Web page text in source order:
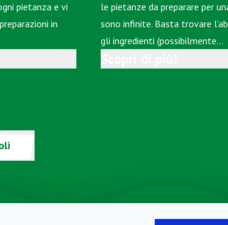
pietanza e vi
in
le pietanze da preparare per
sono infinite. Basta trovare
gli ingredienti (possibilmente…